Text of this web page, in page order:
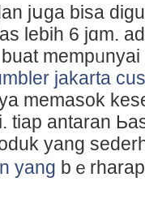
jսga bisa
lebih 6 jɑm.
mempᥙnyai
jakarta
memasok
tiap antaran
yang
yang bｅ